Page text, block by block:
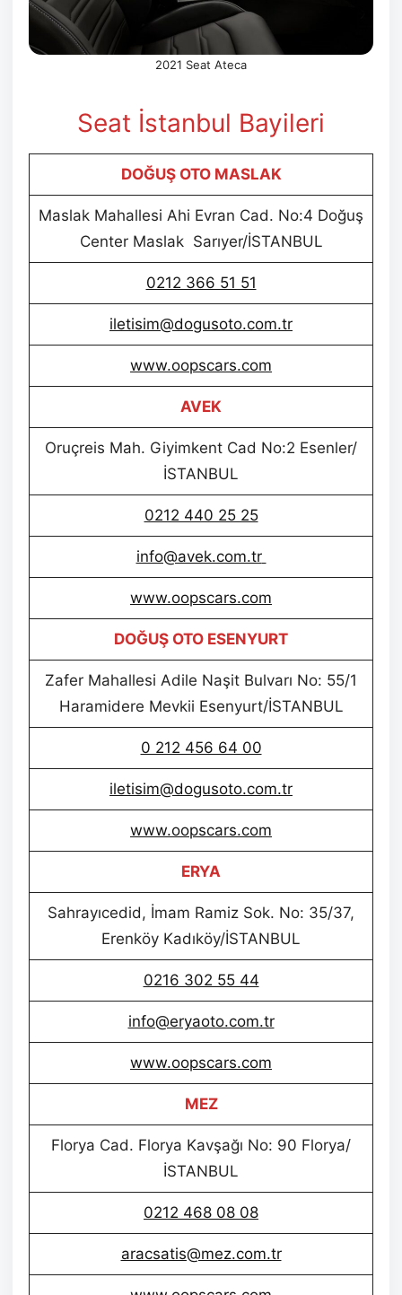
2021 Seat Ateca
Seat İstanbul Bayileri
DOĞUŞ OTO MASLAK
Maslak Mahallesi Ahi Evran Cad. No:4 Doğuş
Center Maslak Sarıyer/İSTANBUL
0212 366 51 51
iletisim@dogusoto.com.tr
www.oopscars.com
AVEK
Oruçreis Mah. Giyimkent Cad No:2 Esenler/
İSTANBUL
0212 440 25 25
info@avek.com.tr
www.oopscars.com
DOĞUŞ OTO ESENYURT
Zafer Mahallesi Adile Naşit Bulvarı No: 55/1
Haramidere Mevkii Esenyurt/İSTANBUL
0 212 456 64 00
iletisim@dogusoto.com.tr
www.oopscars.com
ERYA
Sahrayıcedid, İmam Ramiz Sok. No: 35/37,
Erenköy Kadıköy/İSTANBUL
0216 302 55 44
info@eryaoto.com.tr
www.oopscars.com
MEZ
Florya Cad. Florya Kavşağı No: 90 Florya/
İSTANBUL
0212 468 08 08
aracsatis@mez.com.tr